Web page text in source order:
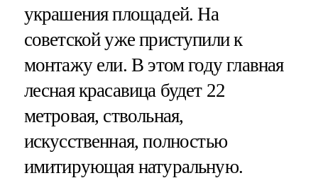
украшения площадей. На
советской уже приступили к
монтажу ели. В этом году главная
лесная красавица будет 22
метровая, ствольная,
искусственная, полностью
имитирующая натуральную.